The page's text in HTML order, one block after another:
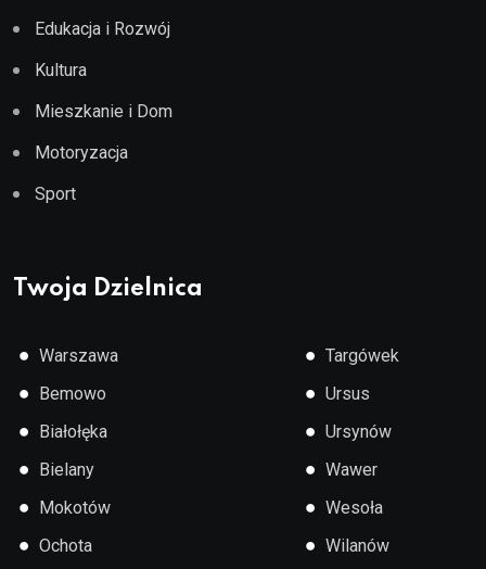
Edukacja i Rozwój
Kultura
Mieszkanie i Dom
Motoryzacja
Sport
Twoja Dzielnica
● Warszawa
● Bemowo
● Białołęka
● Bielany
● Mokotów
● Ochota
● Targówek
● Ursus
● Ursynów
● Wawer
● Wesoła
● Wilanów